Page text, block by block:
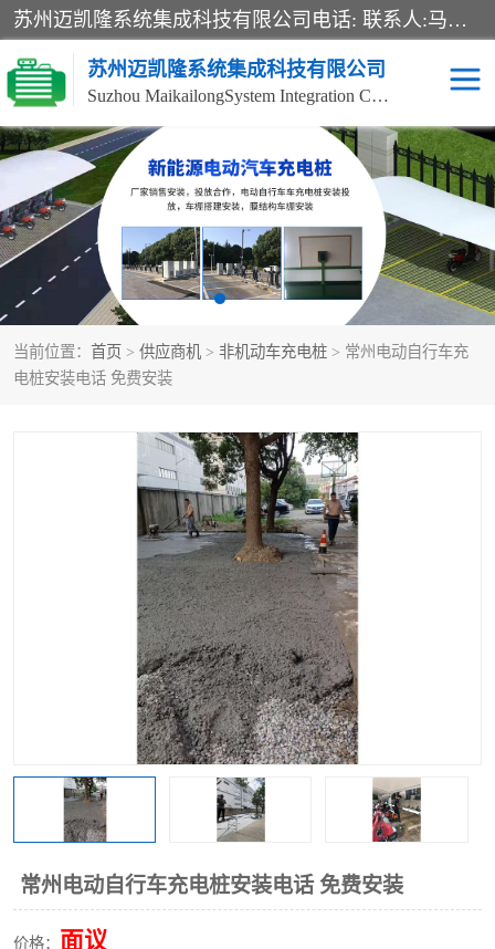
苏州迈凯隆系统集成科技有限公司电话: 联系人:马杰森 销售安装视频监控、报警系统、电话交换机、门禁考勤、巡更系统、呼叫对讲系统、停车场道闸、智能家居、广播系统、综合布线、办公设备、电子商务软件、网络工程、酒店门锁系列 系统集成、VOD视频点播、LED显示屏、节能产品、USP电源、收银机等弱电及智能化项目。
苏州迈凯隆系统集成科技有限公司
Suzhou MaikailongSystem Integration Co., Ltd.
当前位置： 首页 > 供应商机 > 非机动车充电桩 > 常州电动自行车充
电桩安装电话 免费安装
常州电动自行车充电桩安装电话 免费安装
价格： 面议
非机动车充电桩 电瓶车充电桩
电动自行车充电桩 两轮电动车充电桩
充电桩